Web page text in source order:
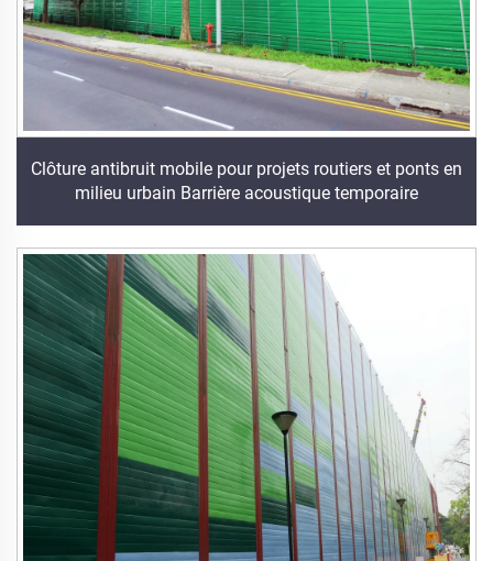
Clôture antibruit mobile pour projets routiers et ponts en
milieu urbain Barrière acoustique temporaire